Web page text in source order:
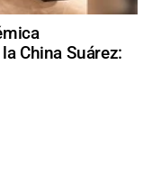
China Suárez: